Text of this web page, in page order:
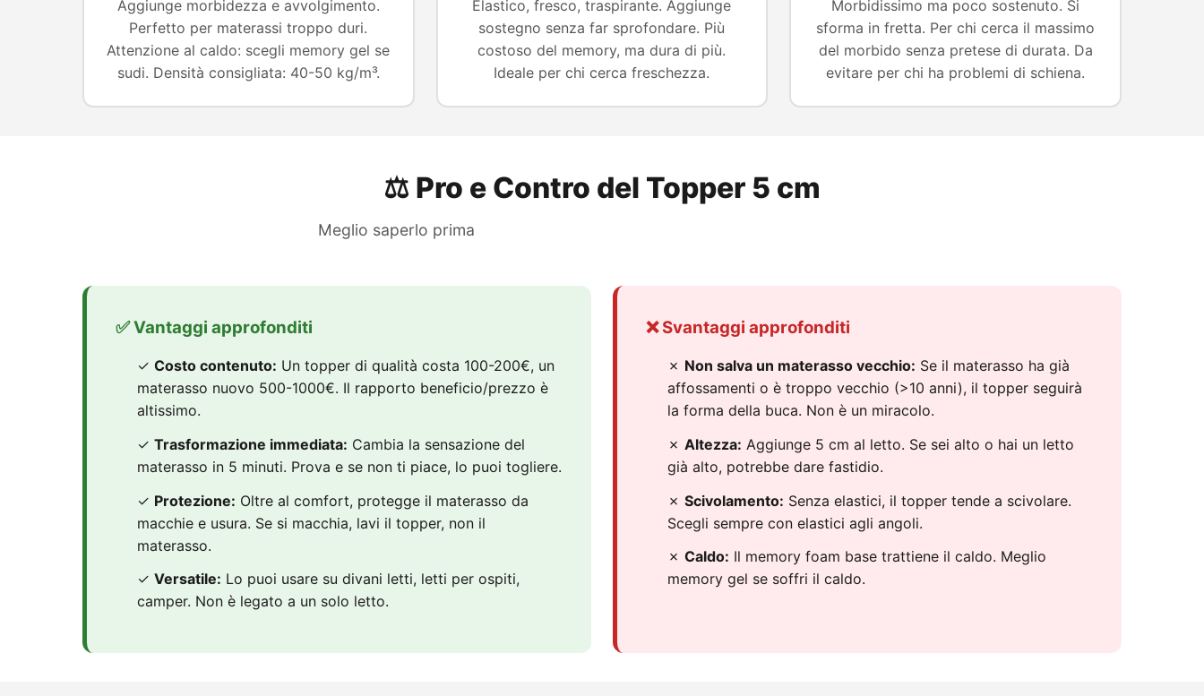
Aggiunge morbidezza e avvolgimento.
Perfetto per materassi troppo duri.
Attenzione al caldo: scegli memory gel se
sudi. Densità consigliata: 40-50 kg/m³.
Elastico, fresco, traspirante. Aggiunge
sostegno senza far sprofondare. Più
costoso del memory, ma dura di più.
Ideale per chi cerca freschezza.
Morbidissimo ma poco sostenuto. Si
sforma in fretta. Per chi cerca il massimo
del morbido senza pretese di durata. Da
evitare per chi ha problemi di schiena.
⚖️ Pro e Contro del Topper 5 cm
Meglio saperlo prima
✅ Vantaggi approfonditi
✓ Costo contenuto: Un topper di qualità costa 100-200€, un
materasso nuovo 500-1000€. Il rapporto beneficio/prezzo è
altissimo.
✓ Trasformazione immediata: Cambia la sensazione del
materasso in 5 minuti. Prova e se non ti piace, lo puoi togliere.
✓ Protezione: Oltre al comfort, protegge il materasso da
macchie e usura. Se si macchia, lavi il topper, non il
materasso.
✓ Versatile: Lo puoi usare su divani letti, letti per ospiti,
camper. Non è legato a un solo letto.
❌ Svantaggi approfonditi
✗ Non salva un materasso vecchio: Se il materasso ha già
affossamenti o è troppo vecchio (>10 anni), il topper seguirà
la forma della buca. Non è un miracolo.
✗ Altezza: Aggiunge 5 cm al letto. Se sei alto o hai un letto
già alto, potrebbe dare fastidio.
✗ Scivolamento: Senza elastici, il topper tende a scivolare.
Scegli sempre con elastici agli angoli.
✗ Caldo: Il memory foam base trattiene il caldo. Meglio
memory gel se soffri il caldo.